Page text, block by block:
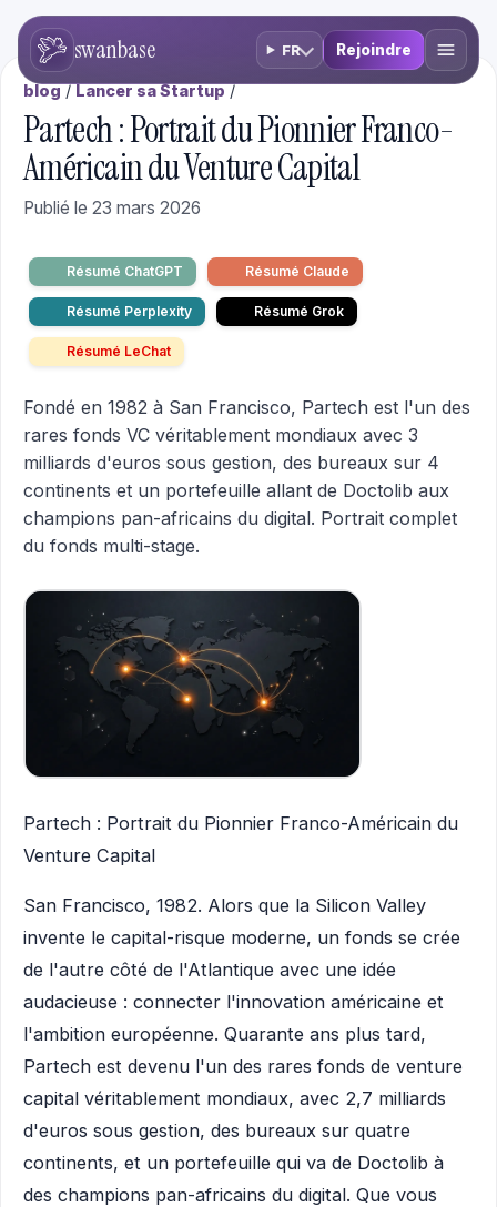
swanbase FR Rejoindre
blog / Lancer sa Startup /
Partech : Portrait du Pionnier Franco-
Américain du Venture Capital
Publié le 23 mars 2026
Résumé ChatGPT Résumé Claude
Résumé Perplexity Résumé Grok
Résumé LeChat
Fondé en 1982 à San Francisco, Partech est l'un des
rares fonds VC véritablement mondiaux avec 3
milliards d'euros sous gestion, des bureaux sur 4
continents et un portefeuille allant de Doctolib aux
champions pan-africains du digital. Portrait complet
du fonds multi-stage.
Partech : Portrait du Pionnier Franco-Américain du
Venture Capital
San Francisco, 1982. Alors que la Silicon Valley
invente le capital-risque moderne, un fonds se crée
de l'autre côté de l'Atlantique avec une idée
audacieuse : connecter l'innovation américaine et
l'ambition européenne. Quarante ans plus tard,
Partech est devenu l'un des rares fonds de venture
capital véritablement mondiaux, avec 2,7 milliards
d'euros sous gestion, des bureaux sur quatre
continents, et un portefeuille qui va de Doctolib à
des champions pan-africains du digital. Que vous